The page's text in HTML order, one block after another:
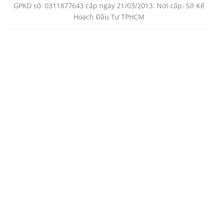
GPKD số: 0311877643 cấp ngày 21/03/2013. Nơi cấp: Sở Kế
Hoạch Đầu Tư TPHCM